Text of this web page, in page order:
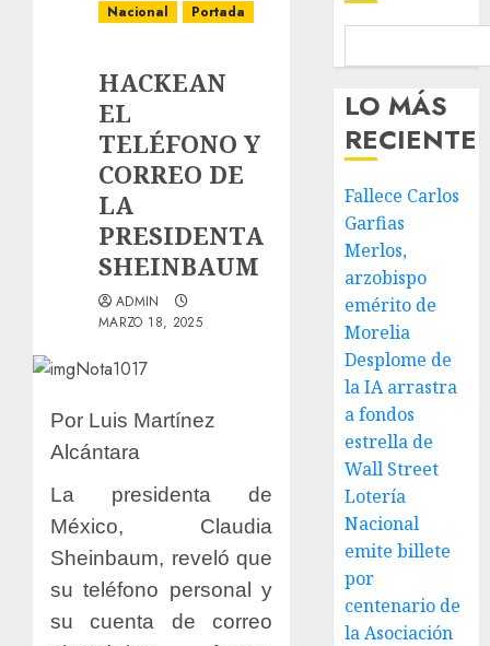
Nacional Portada
HACKEAN
EL
TELÉFONO Y
CORREO DE
LA
PRESIDENTA
SHEINBAUM
ADMIN
MARZO 18, 2025
Por Luis Martínez
Alcántara
La presidenta de
México, Claudia
Sheinbaum, reveló que
su teléfono personal y
su cuenta de correo
LO MÁS
RECIENTE
Fallece Carlos
Garfias
Merlos,
arzobispo
emérito de
Morelia
Desplome de
la IA arrastra
a fondos
estrella de
Wall Street
Lotería
Nacional
emite billete
por
centenario de
la Asociación